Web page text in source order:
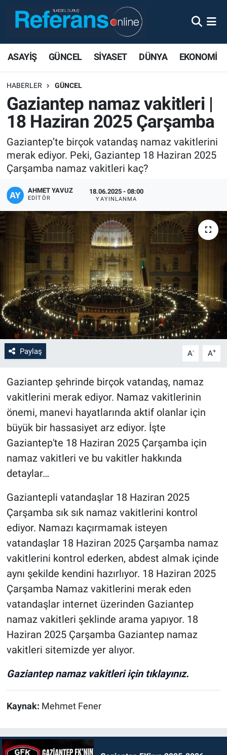
ASAYİŞ GÜNCEL SİYASET DÜNYA EKONOMİ
HABERLER GÜNCEL
Gaziantep namaz vakitleri |
18 Haziran 2025 Çarşamba
Gaziantep’te birçok vatandaş namaz vakitlerini
merak ediyor. Peki, Gaziantep 18 Haziran 2025
Çarşamba namaz vakitleri kaç?
AHMET YAVUZ
EDITÖR
18.06.2025 - 08:00
YAYINLANMA
Paylaş A- A+
Gaziantep şehrinde birçok vatandaş, namaz
vakitlerini merak ediyor. Namaz vakitlerinin
önemi, manevi hayatlarında aktif olanlar için
büyük bir hassasiyet arz ediyor. İşte
Gaziantep'te 18 Haziran 2025 Çarşamba için
namaz vakitleri ve bu vakitler hakkında
detaylar…
Gaziantepli vatandaşlar 18 Haziran 2025
Çarşamba sık sık namaz vakitlerini kontrol
ediyor. Namazı kaçırmamak isteyen
vatandaşlar 18 Haziran 2025 Çarşamba namaz
vakitlerini kontrol ederken, abdest almak içinde
aynı şekilde kendini hazırlıyor. 18 Haziran 2025
Çarşamba Namaz vakitlerini merak eden
vatandaşlar internet üzerinden Gaziantep
namaz vakitleri şeklinde arama yapıyor. 18
Haziran 2025 Çarşamba Gaziantep namaz
vakitleri sitemizde yer alıyor.
Gaziantep namaz vakitleri için tıklayınız.
Kaynak: Mehmet Fener